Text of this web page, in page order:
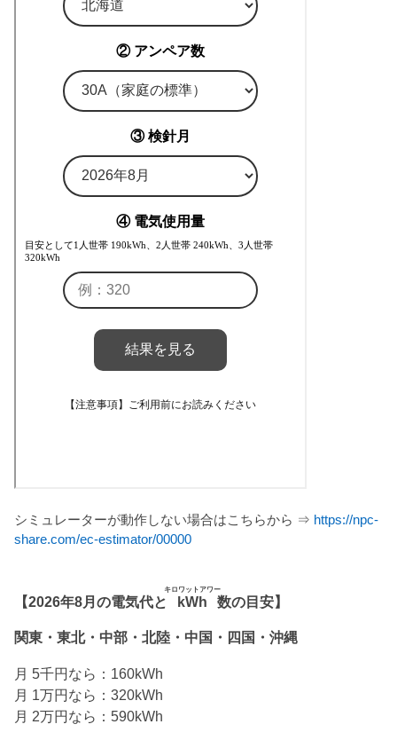
シミュレーターが動作しない場合はこちらから ⇒ https://npc-
share.com/ec-estimator/00000
【2026年8月の電気代と kWh
キロワットアワー
数の目安】
関東・東北・中部・北陸・中国・四国・沖縄
月 5千円なら：160kWh
月 1万円なら：320kWh
月 2万円なら：590kWh